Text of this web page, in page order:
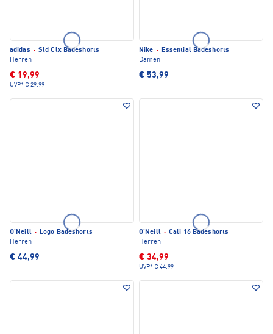
adidas · Sld Clx Badeshorts
Herren
€ 19,99
UVP* € 29,99
Nike · Essential Badeshorts
Damen
€ 53,99
O'Neill · Logo Badeshorts
Herren
€ 44,99
O'Neill · Cali 16 Badeshorts
Herren
€ 34,99
UVP* € 44,99